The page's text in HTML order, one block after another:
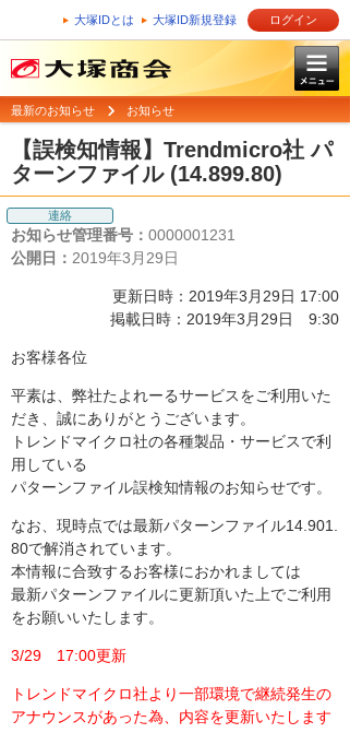
大塚IDとは 大塚ID新規登録 ログイン
最新のお知らせ お知らせ
【誤検知情報】Trendmicro社 パ
ターンファイル (14.899.80)
連絡
お知らせ管理番号： 0000001231
公開日： 2019年3月29日
更新日時：2019年3月29日 17:00
掲載日時：2019年3月29日 9:30
お客様各位
平素は、弊社たよれーるサービスをご利用いた
だき、誠にありがとうございます。
トレンドマイクロ社の各種製品・サービスで利
用している
パターンファイル誤検知情報のお知らせです。
なお、現時点では最新パターンファイル14.901.
80で解消されています。
本情報に合致するお客様におかれましては
最新パターンファイルに更新頂いた上でご利用
をお願いいたします。
3/29 17:00更新
トレンドマイクロ社より一部環境で継続発生の
アナウンスがあった為、内容を更新いたします